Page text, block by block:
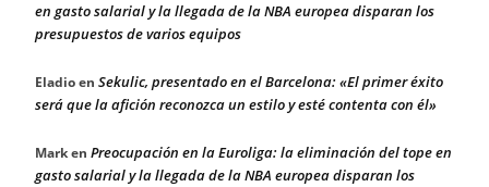
en gasto salarial y la llegada de la NBA europea disparan los
presupuestos de varios equipos
Eladioen Sekulic, presentado en el Barcelona: «El primer éxito
será que la afición reconozca un estilo y esté contenta con él»
Marken Preocupación en la Euroliga: la eliminación del tope en
gasto salarial y la llegada de la NBA europea disparan los